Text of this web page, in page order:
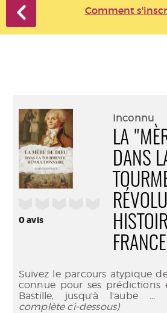
Comment
0avis
Inconnu
LA
DANS
FRANCE
Suivez le parcours atypique
connue pour ses prédictions
Bastille, jusqu'à l'aube ...
complète ci-dessous)